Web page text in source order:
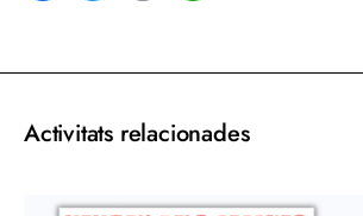
Activitats relacionades